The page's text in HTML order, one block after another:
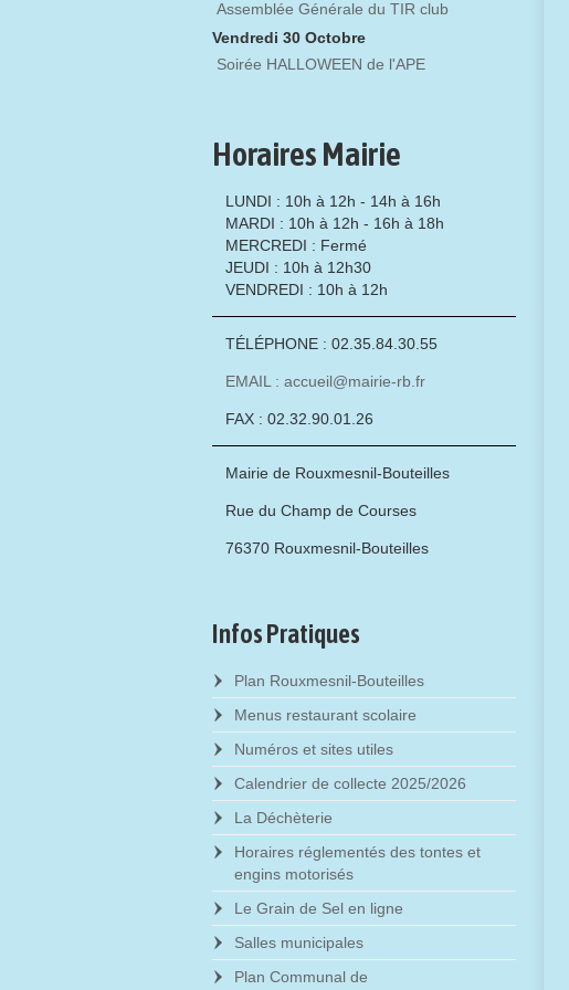
Assemblée Générale du TIR club
Vendredi 30 Octobre
Soirée HALLOWEEN de l'APE
Horaires Mairie
LUNDI : 10h à 12h - 14h à 16h
MARDI : 10h à 12h - 16h à 18h
MERCREDI : Fermé
JEUDI : 10h à 12h30
VENDREDI : 10h à 12h
TÉLÉPHONE : 02.35.84.30.55
EMAIL : accueil@mairie-rb.fr
FAX : 02.32.90.01.26
Mairie de Rouxmesnil-Bouteilles
Rue du Champ de Courses
76370 Rouxmesnil-Bouteilles
Infos Pratiques
Plan Rouxmesnil-Bouteilles
Menus restaurant scolaire
Numéros et sites utiles
Calendrier de collecte 2025/2026
La Déchèterie
Horaires réglementés des tontes et
engins motorisés
Le Grain de Sel en ligne
Salles municipales
Plan Communal de